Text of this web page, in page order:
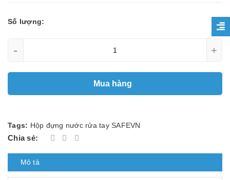
Số lượng:
- +
Mua hàng
Tags: Hộp đựng nước rửa tay SAFEVN
Chia sẻ:
Mô tả